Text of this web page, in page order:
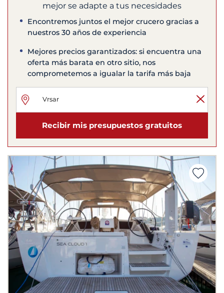
mejor se adapte a tus necesidades
Encontremos juntos el mejor crucero gracias a
nuestros 30 años de experiencia
Mejores precios garantizados: si encuentra una
oferta más barata en otro sitio, nos
comprometemos a igualar la tarifa más baja
Recibir mis presupuestos gratuitos